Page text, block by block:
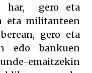
har, gero eta
eta militanteen
gero eta
edo bankuen
emaitzekin